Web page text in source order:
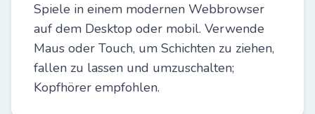
Spiele in einem modernen Webbrowser
auf dem Desktop oder mobil. Verwende
Maus oder Touch, um Schichten zu ziehen,
fallen zu lassen und umzuschalten;
Kopfhörer empfohlen.